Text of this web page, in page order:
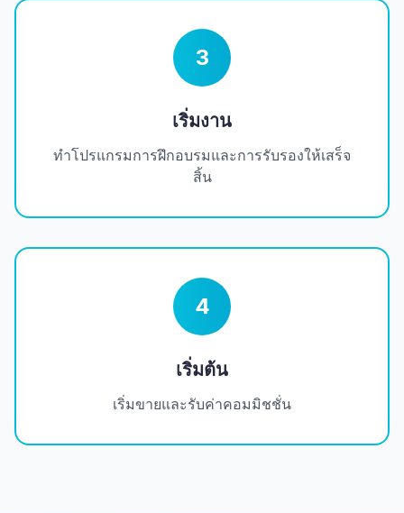
3
เริ่มงาน
ทำโปรแกรมการฝึกอบรมและการรับรองให้เสร็จ
สิ้น
4
เริ่มต้น
เริ่มขายและรับค่าคอมมิชชั่น